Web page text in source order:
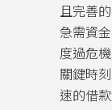
且完善
急需資
度過危
關鍵時
速的借